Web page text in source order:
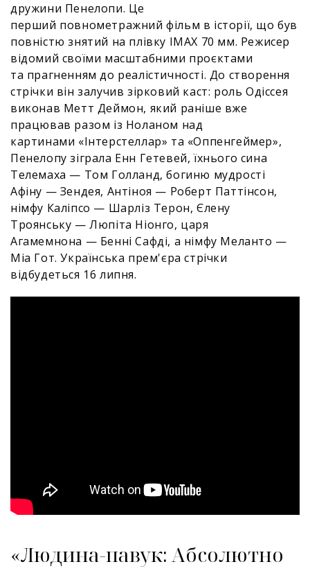
дружини Пенелопи. Це
перший повнометражний фільм в історії, що був
повністю знятий на плівку IMAX 70 мм. Режисер
відомий своїми масштабними проєктами
та прагненням до реалістичності. До створення
стрічки він залучив зірковий каст: роль Одіссея
виконав Метт Деймон, який раніше вже
працював разом із Ноланом над
картинами «Інтерстеллар» та «Оппенгеймер»,
Пенелопу зіграла Енн Гетевей, їхнього сина
Телемаха — Том Голланд, богиню мудрості
Афіну — Зендея, Антіноя — Роберт Паттінсон,
німфу Каліпсо — Шарліз Терон, Єлену
Троянську — Люпіта Ніонго, царя
Агамемнона — Бенні Сафді, а німфу Меланто —
Міа Гот. Українська прем'єра стрічки
відбудеться 16 липня.
«Людина-павук: Абсолютно